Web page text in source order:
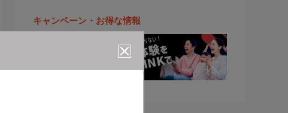
キャンペーン・お得な情報